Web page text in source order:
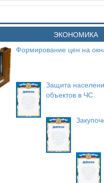
ЭКОНОМИКА
Формирование цен на
Защита
объектов в ЧС